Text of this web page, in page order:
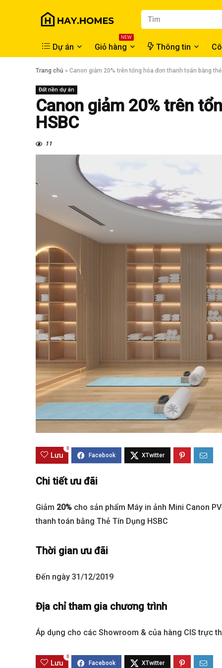
Dự án
NEW
Giỏ hàng Thông tin
Trang chủ » Canon giảm 20% trên tổng hóa đơn thanh toán bằng thẻ
Đất nền dự án
Canon giảm 20% trên
HSBC
11
Lưu
0
Chi tiết ưu đãi
Giảm 20% cho sản phẩm Máy in ảnh Mini Canon
thanh toán bằng Thẻ Tín Dụng HSBC
Thời gian ưu đãi
Đến ngày 31/12/2019
Địa chỉ tham gia chương trình
Áp dụng cho các Showroom & của hàng CIS trực
Lưu
0
The Global City
án hot nhất hiện nay Dự án hot nhất